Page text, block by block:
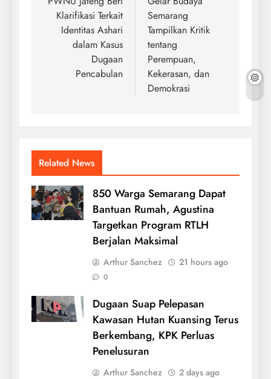
Klarifikasi Terkait
Identitas Ashari
dalam Kasus
Dugaan
Pencabulan
Semarang
Tampilkan Kritik
tentang
Perempuan,
Kekerasan, dan
Demokrasi
Related News
850 Warga Semarang Dapat
Bantuan Rumah, Agustina
Targetkan Program RTLH
Berjalan Maksimal
Arthur Sanchez 21 hours ago
0
Dugaan Suap Pelepasan
Kawasan Hutan Kuansing Terus
Berkembang, KPK Perluas
Penelusuran
Arthur Sanchez 2 days ago